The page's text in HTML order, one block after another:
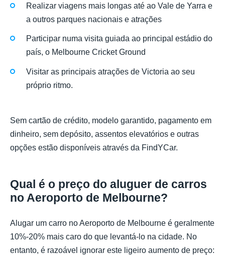
Realizar viagens mais longas até ao Vale de Yarra e
a outros parques nacionais e atrações
Participar numa visita guiada ao principal estádio do
país, o Melbourne Cricket Ground
Visitar as principais atrações de Victoria ao seu
próprio ritmo.
Sem cartão de crédito, modelo garantido, pagamento em
dinheiro, sem depósito, assentos elevatórios e outras
opções estão disponíveis através da FindYCar.
Qual é o preço do aluguer de carros
no Aeroporto de Melbourne?
Alugar um carro no Aeroporto de Melbourne é geralmente
10%-20% mais caro do que levantá-lo na cidade. No
entanto, é razoável ignorar este ligeiro aumento de preço: